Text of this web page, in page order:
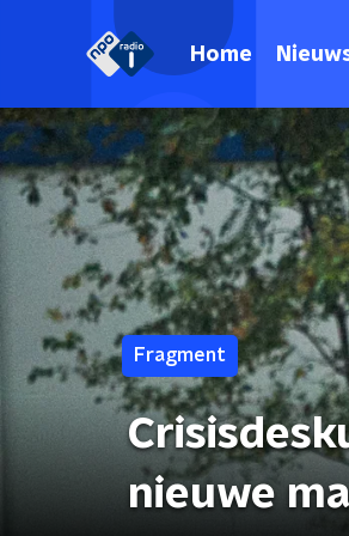
Home
Fragment
nieuwe